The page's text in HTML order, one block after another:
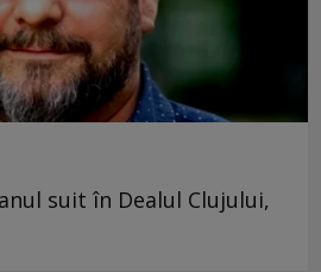
suit în Dealul Clujului,